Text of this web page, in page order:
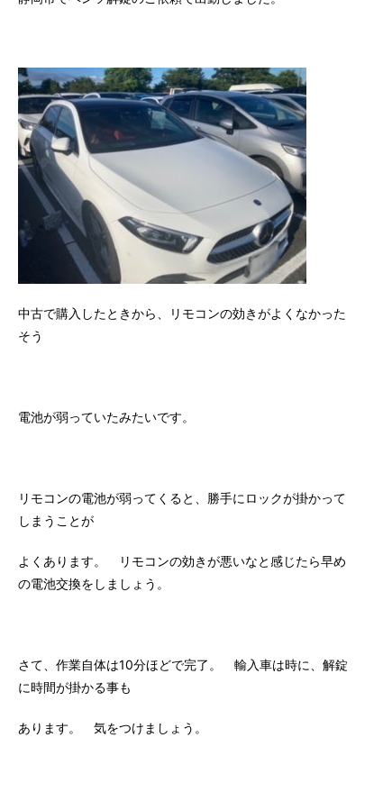
中古で購入したときから、リモコンの効きがよくなかった
そう
電池が弱っていたみたいです。
リモコンの電池が弱ってくると、勝手にロックが掛かって
しまうことが
よくあります。 リモコンの効きが悪いなと感じたら早め
の電池交換をしましょう。
さて、作業自体は10分ほどで完了。 輸入車は時に、解錠
に時間が掛かる事も
あります。 気をつけましょう。